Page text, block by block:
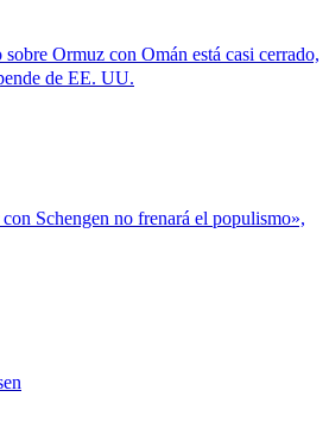
Ormuz con Omán está casi cerrado,
de EE. UU.
Schengen no frenará el populismo»,